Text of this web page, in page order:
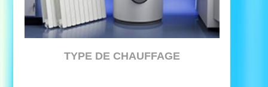
TYPE DE CHAUFFAGE